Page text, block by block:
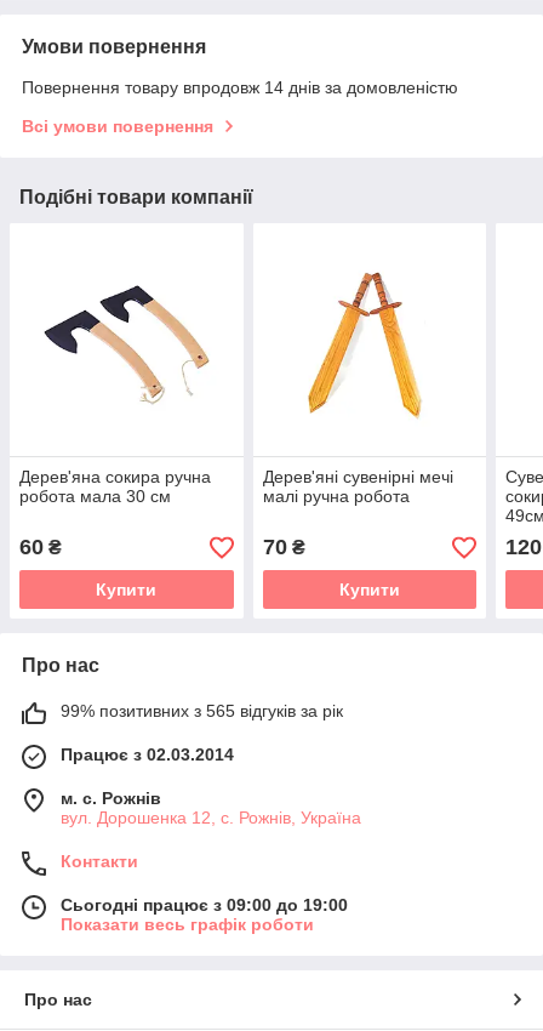
Умови повернення
Повернення товару впродовж 14 днів за домовленістю
Всі умови повернення
Подібні товари компанії
Дерев'яна сокира ручна
робота мала 30 см
60 ₴
Купити
Дерев'яні сувенірні мечі
малі ручна робота
70₴
Купити
120
Про нас
99% позитивних з 565 відгуків за рік
Працює з 02.03.2014
м. с. Рожнів
вул. Дорошенка 12, с. Рожнів, Україна
Контакти
Сьогодні працює з 09:00 до 19:00
Показати весь графік роботи
Про нас